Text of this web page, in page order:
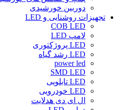
دوربین خورشیدی
تجهیزات روشنایی و LED
COB LED
لامپ LED
LED پروژکتوری
LED رشد گیاه
power led
SMD LED
LED تابلویی
LED خودرویی
ال ای دی هدلایت